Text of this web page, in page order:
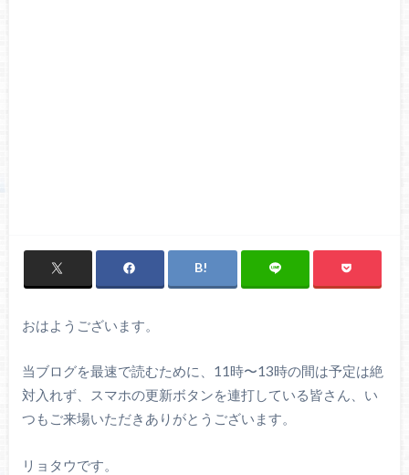
おはようございます。
当ブログを最速で読むために、11時〜13時の間は予定は絶
対入れず、スマホの更新ボタンを連打している皆さん、い
つもご来場いただきありがとうございます。
リョタウです。